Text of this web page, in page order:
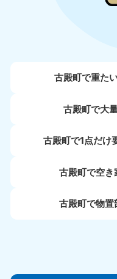
古殿町で重た
古殿町で大
古殿町で1点だけ
古殿町で空き
古殿町で物置